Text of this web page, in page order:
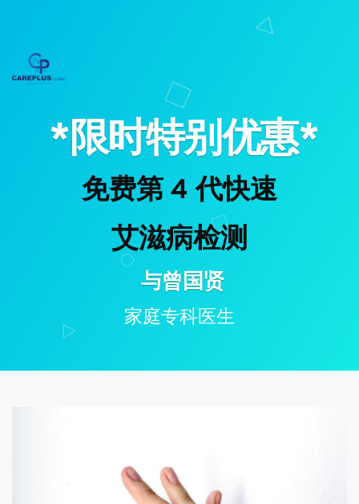
*限时特别优惠*
免费第 4 代快速
艾滋病检测
与曾国贤
家庭专科医生